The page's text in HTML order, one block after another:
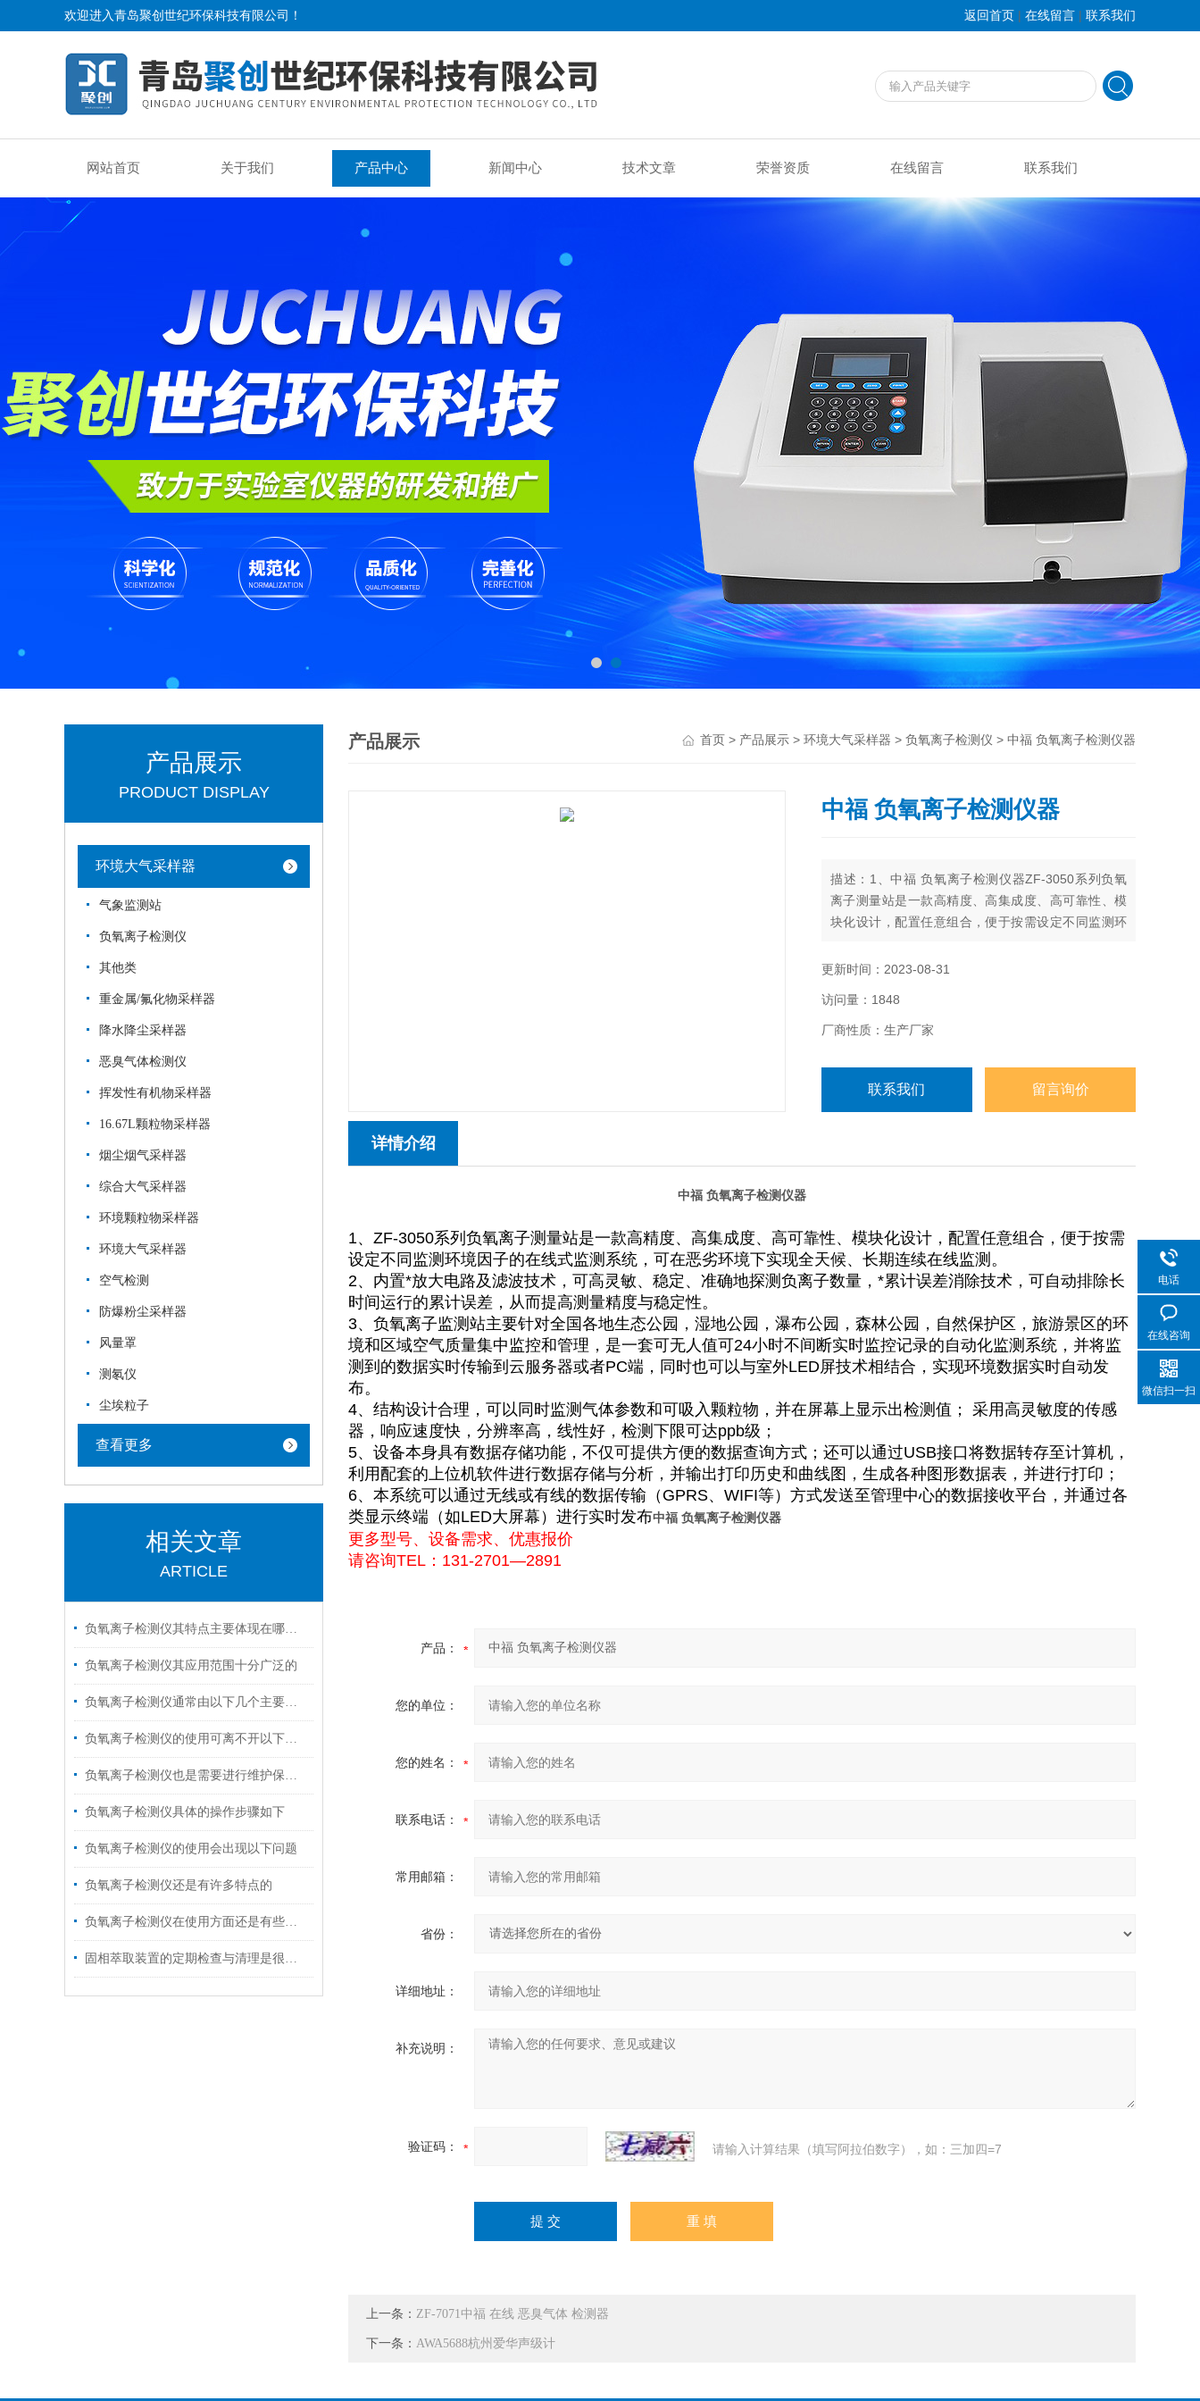
欢迎进入青岛聚创世纪环保科技有限公司！ 返回首页 | 在线留言 | 联系我们
网站首页 关于我们 产品中心 新闻中心 技术文章 荣誉资质 在线留言 联系我们
产品展示
PRODUCT DISPLAY
环境大气采样器
气象监测站
负氧离子检测仪
其他类
重金属/氟化物采样器
降水降尘采样器
恶臭气体检测仪
挥发性有机物采样器
16.67L颗粒物采样器
烟尘烟气采样器
综合大气采样器
环境颗粒物采样器
环境大气采样器
空气检测
防爆粉尘采样器
风量罩
测氡仪
尘埃粒子
查看更多
相关文章
ARTICLE
负氧离子检测仪其特点主要体现在哪几方面呢？
负氧离子检测仪其应用范围十分广泛的
负氧离子检测仪通常由以下几个主要部分组成
负氧离子检测仪的使用可离不开以下维护
负氧离子检测仪也是需要进行维护保养的
负氧离子检测仪具体的操作步骤如下
负氧离子检测仪的使用会出现以下问题
负氧离子检测仪还是有许多特点的
负氧离子检测仪在使用方面还是有些技巧的
固相萃取装置的定期检查与清理是很关键的
产品展示 首页 > 产品展示 > 环境大气采样器 > 负氧离子检测仪 > 中福 负氧离子检测仪器
中福 负氧离子检测仪器
描述：1、中福 负氧离子检测仪器ZF-3050系列负氧
离子测量站是一款高精度、高集成度、高可靠性、模
块化设计，配置任意组合，便于按需设定不同监测环
候、长期连续在线监测。
确地探测负离子数量，*累计误差消除技术，可自动排
除长时间运行的累计误差，从而提高测量精度与稳定
更新时间：2023-08-31
访问量：1848
厂商性质：生产厂家
联系我们 留言询价
详情介绍
中福 负氧离子检测仪器
1、ZF-3050系列负氧离子测量站是一款高精度、高集成度、高可靠性、模块化设计，配置任意组合，便于按需
设定不同监测环境因子的在线式监测系统，可在恶劣环境下实现全天候、长期连续在线监测。
2、内置*放大电路及滤波技术，可高灵敏、稳定、准确地探测负离子数量，*累计误差消除技术，可自动排除长
时间运行的累计误差，从而提高测量精度与稳定性。
3、负氧离子监测站主要针对全国各地生态公园，湿地公园，瀑布公园，森林公园，自然保护区，旅游景区的环
境和区域空气质量集中监控和管理，是一套可无人值可24小时不间断实时监控记录的自动化监测系统，并将监
测到的数据实时传输到云服务器或者PC端，同时也可以与室外LED屏技术相结合，实现环境数据实时自动发
布。
4、结构设计合理，可以同时监测气体参数和可吸入颗粒物，并在屏幕上显示出检测值； 采用高灵敏度的传感
器，响应速度快，分辨率高，线性好，检测下限可达ppb级；
5、设备本身具有数据存储功能，不仅可提供方便的数据查询方式；还可以通过USB接口将数据转存至计算机，
利用配套的上位机软件进行数据存储与分析，并输出打印历史和曲线图，生成各种图形数据表，并进行打印；
6、本系统可以通过无线或有线的数据传输（GPRS、WIFI等）方式发送至管理中心的数据接收平台，并通过各
类显示终端（如LED大屏幕）进行实时发布中福 负氧离子检测仪器
更多型号、设备需求、优惠报价
请咨询TEL：131-2701—2891
产品：
您的单位：
您的姓名：
联系电话：
常用邮箱：
省份：
详细地址：
补充说明：
验证码： 请输入计算结果（填写阿拉伯数字），如：三加四=7
上一条： ZF-7071中福 在线 恶臭气体 检测器
下一条： AWA5688杭州爱华声级计
电话
在线咨询
微信扫一扫